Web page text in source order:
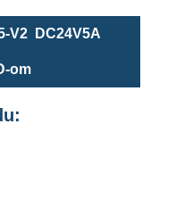
V2 DC24V5A
om